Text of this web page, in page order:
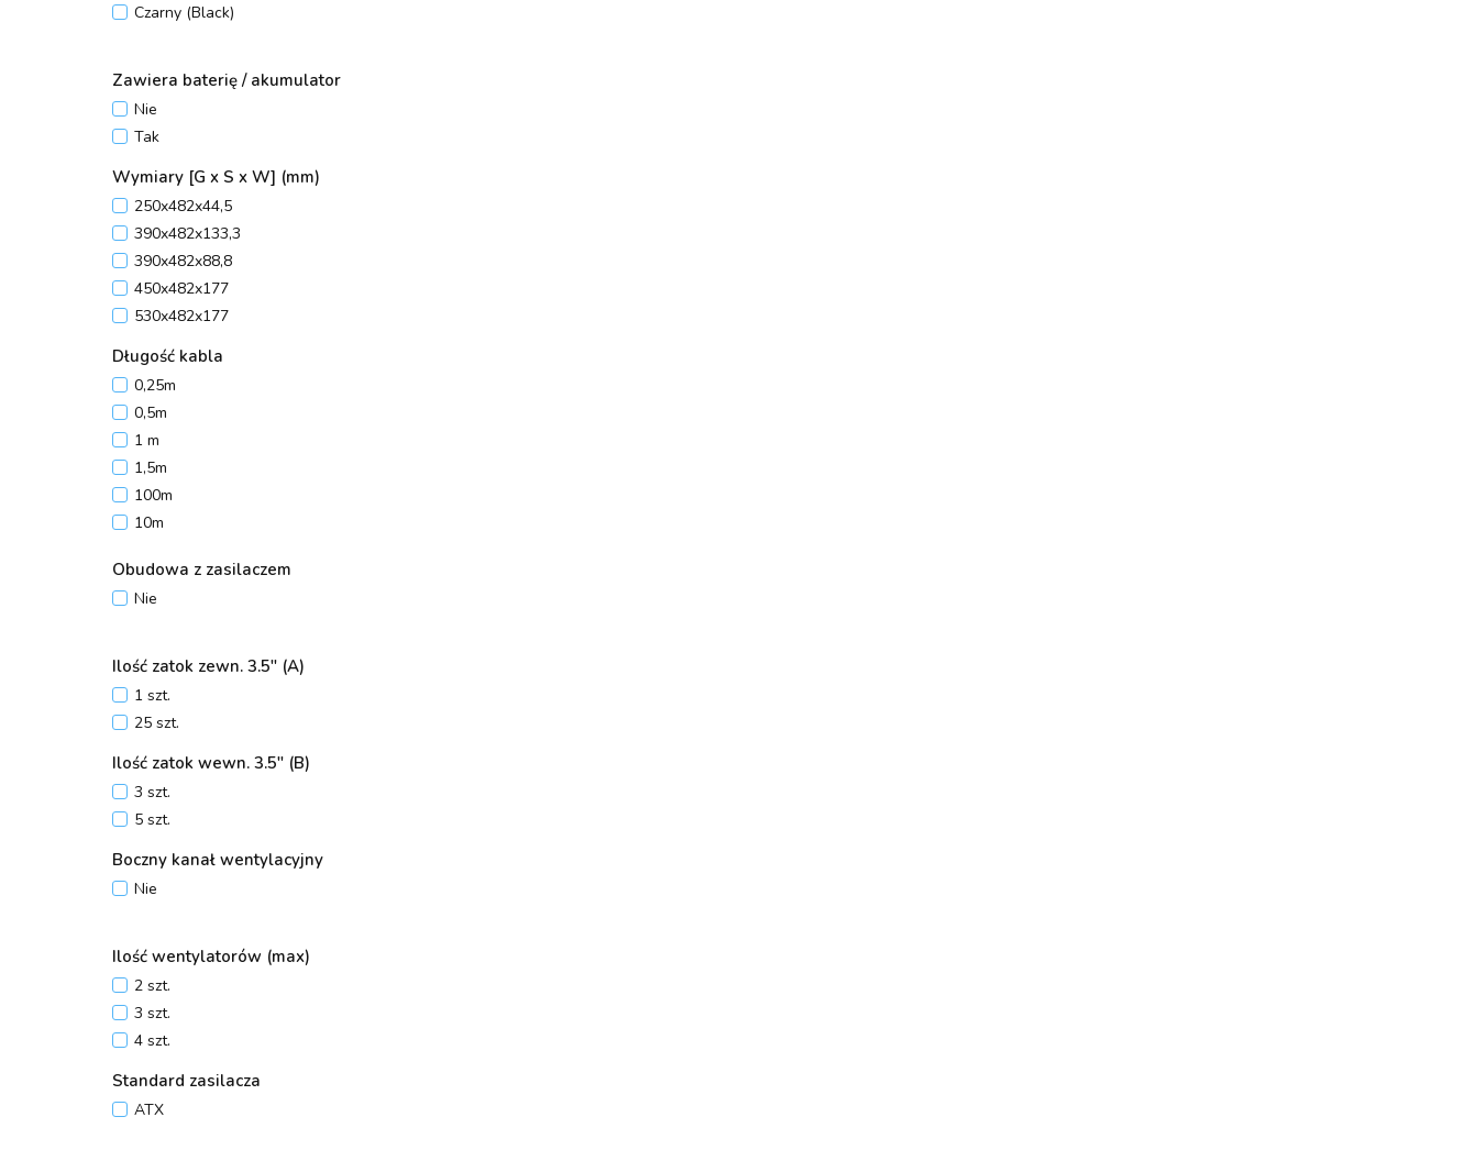
Czarny (Black)
Zawiera baterię / akumulator
Nie
Tak
Wymiary [G x S x W] (mm)
250x482x44,5
390x482x133,3
390x482x88,8
450x482x177
530x482x177
Długość kabla
0,25m
0,5m
1 m
1,5m
100m
10m
2m
305m
50m
5m
Obudowa z zasilaczem
Nie
Ilość zatok zewn. 3.5" (A)
1 szt.
25 szt.
Ilość zatok wewn. 3.5" (B)
3 szt.
5 szt.
Boczny kanał wentylacyjny
Nie
Ilość wentylatorów (max)
2 szt.
3 szt.
4 szt.
Standard zasilacza
ATX